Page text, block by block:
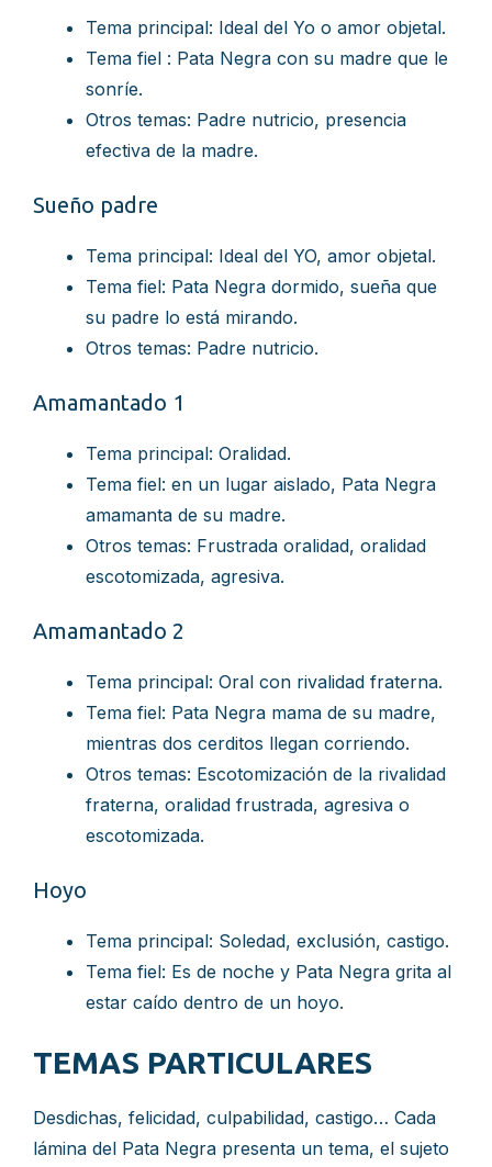
Tema principal: Ideal del Yo o amor objetal.
Tema fiel : Pata Negra con su madre que le
sonríe.
Otros temas: Padre nutricio, presencia
efectiva de la madre.
Sueño padre
Tema principal: Ideal del YO, amor objetal.
Tema fiel: Pata Negra dormido, sueña que
su padre lo está mirando.
Otros temas: Padre nutricio.
Amamantado 1
Tema principal: Oralidad.
Tema fiel: en un lugar aislado, Pata Negra
amamanta de su madre.
Otros temas: Frustrada oralidad, oralidad
escotomizada, agresiva.
Amamantado 2
Tema principal: Oral con rivalidad fraterna.
Tema fiel: Pata Negra mama de su madre,
mientras dos cerditos llegan corriendo.
Otros temas: Escotomización de la rivalidad
fraterna, oralidad frustrada, agresiva o
escotomizada.
Hoyo
Tema principal: Soledad, exclusión, castigo.
Tema fiel: Es de noche y Pata Negra grita al
estar caído dentro de un hoyo.
TEMAS PARTICULARES
Desdichas, felicidad, culpabilidad, castigo… Cada
lámina del Pata Negra presenta un tema, el sujeto